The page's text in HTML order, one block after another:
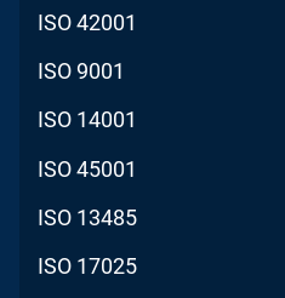
ISO 42001
ISO 9001
ISO 14001
ISO 45001
ISO 13485
ISO 17025